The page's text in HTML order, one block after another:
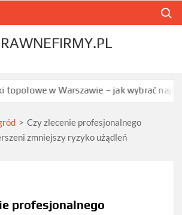
Warszawie – jak wybrać najlepszą opcję
> Czy zlecenie profesjonalnego
zmniejszy ryzyko użądleń
profesjonalnego